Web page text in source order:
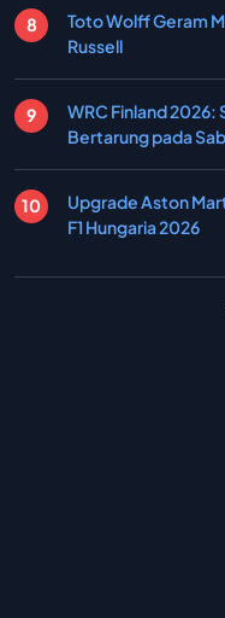
Toto Wolff Geram
Russell
WRC Finland 2026:
Bertarung pada
Upgrade Aston
F1 Hungaria 2026